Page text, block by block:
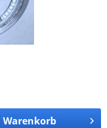
Warenkorb